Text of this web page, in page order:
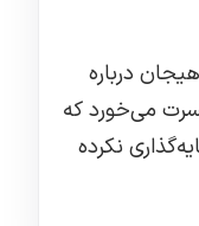
درباره
می‌خورد که
نکرده